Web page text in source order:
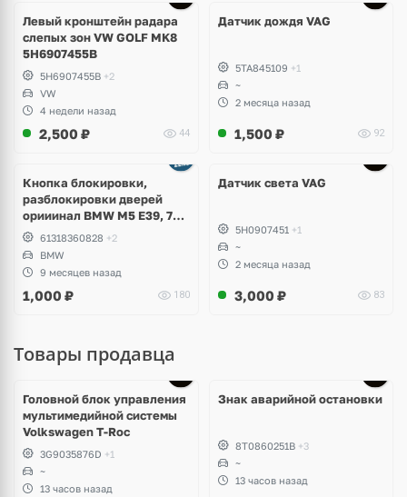
Левый кронштейн радара
слепых зон VW GOLF MK8
5H6907455B
5H6907455B +2
VW
4 недели назад
2,500 ₽ 44
Датчик дождя VAG
5TA845109 +1
~
2 месяца назад
1,500 ₽ 92
Кнопка блокировки,
разблокировки дверей
орииинал BMW M5 E39, 7
E3861318360828 +2
BMW
9 месяцев назад
1,000 ₽ 180
Датчик света VAG
5H0907451 +1
~
2 месяца назад
3,000 ₽ 83
Товары продавца
Головной блок управления
мультимедийной системы
Volkswagen T-Roc
3G9035876D +1
~
13 часов назад
Знак аварийной остановки
8T0860251B +3
~
13 часов назад